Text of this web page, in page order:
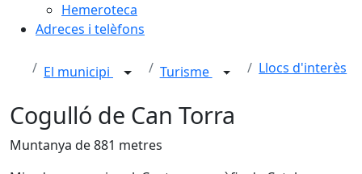
Hemeroteca
Adreces i telèfons
El municipi Turisme Llocs d'interès
Cogulló de Can Torra
Muntanya de 881 metres